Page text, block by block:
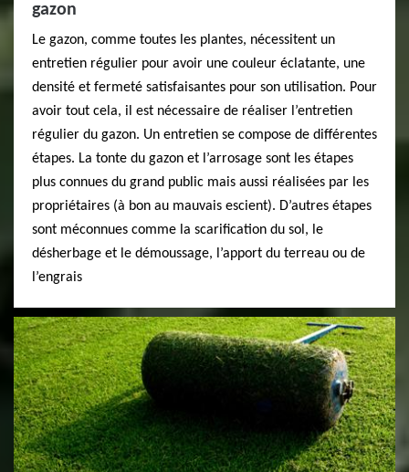
gazon
Le gazon, comme toutes les plantes, nécessitent un
entretien régulier pour avoir une couleur éclatante, une
densité et fermeté satisfaisantes pour son utilisation. Pour
avoir tout cela, il est nécessaire de réaliser l’entretien
régulier du gazon. Un entretien se compose de différentes
étapes. La tonte du gazon et l’arrosage sont les étapes
plus connues du grand public mais aussi réalisées par les
propriétaires (à bon au mauvais escient). D’autres étapes
sont méconnues comme la scarification du sol, le
désherbage et le démoussage, l’apport du terreau ou de
l’engrais